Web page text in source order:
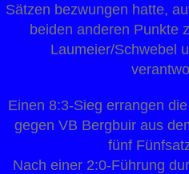
Sätzen bezwungen hatte,
beiden anderen Punkte
Laumeier/Schwebel
Einen 8:3-Sieg errangen
gegen VB Bergbuir aus
fünf
Nach einer 2:0-Führung